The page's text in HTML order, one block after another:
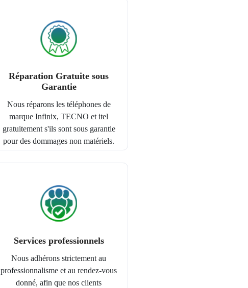
Réparation Gratuite sous
Garantie
Nous réparons les téléphones de
marque Infinix, TECNO et itel
gratuitement s'ils sont sous garantie
pour des dommages non matériels.
Services professionnels
Nous adhérons strictement au
professionnalisme et au rendez-vous
donné, afin que nos clients